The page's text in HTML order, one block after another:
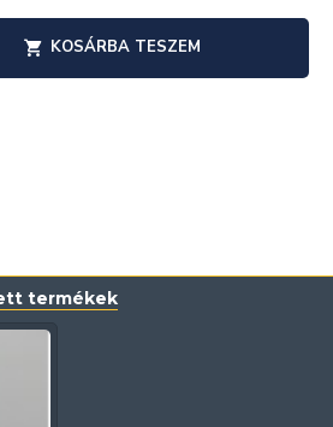
KOSÁRBA TESZEM
termékek